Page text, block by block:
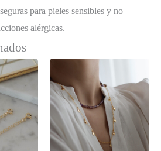
para pieles sensibles y no
alérgicas.